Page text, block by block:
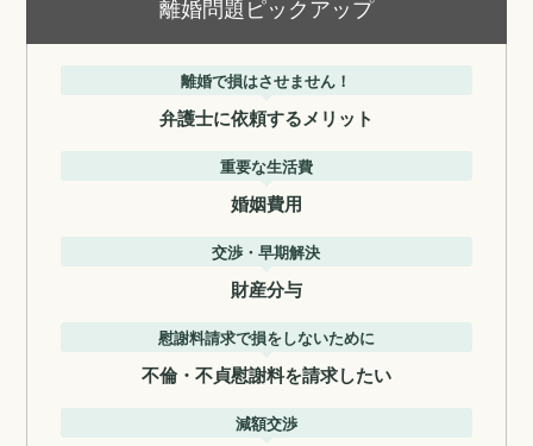
離婚問題ピックアップ
離婚で損はさせません！
弁護士に依頼するメリット
重要な生活費
婚姻費用
交渉・早期解決
財産分与
慰謝料請求で損をしないために
不倫・不貞慰謝料を請求したい
減額交渉